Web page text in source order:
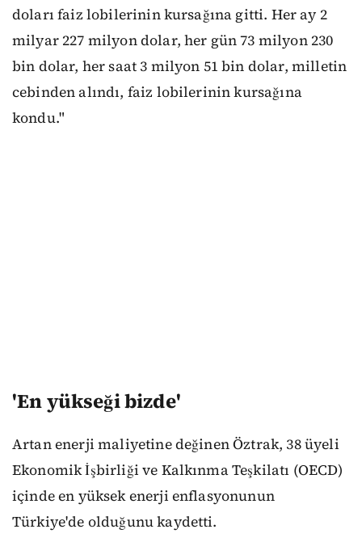
doları faiz lobilerinin kursağına gitti. Her ay 2
milyar 227 milyon dolar, her gün 73 milyon 230
bin dolar, her saat 3 milyon 51 bin dolar, milletin
cebinden alındı, faiz lobilerinin kursağına
kondu."
'En yükseği bizde'
Artan enerji maliyetine değinen Öztrak, 38 üyeli
Ekonomik İşbirliği ve Kalkınma Teşkilatı (OECD)
içinde en yüksek enerji enflasyonunun
Türkiye'de olduğunu kaydetti.